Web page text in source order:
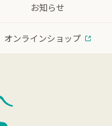
お知らせ
オンラインショップ